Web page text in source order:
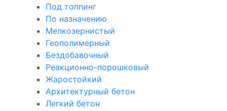
Под топпинг
По назначению
Мелкозернистый
Геополимерный
Бездобавочный
Реакционно-порошковый
Жаростойкий
Архитектурный бетон
Легкий бетон